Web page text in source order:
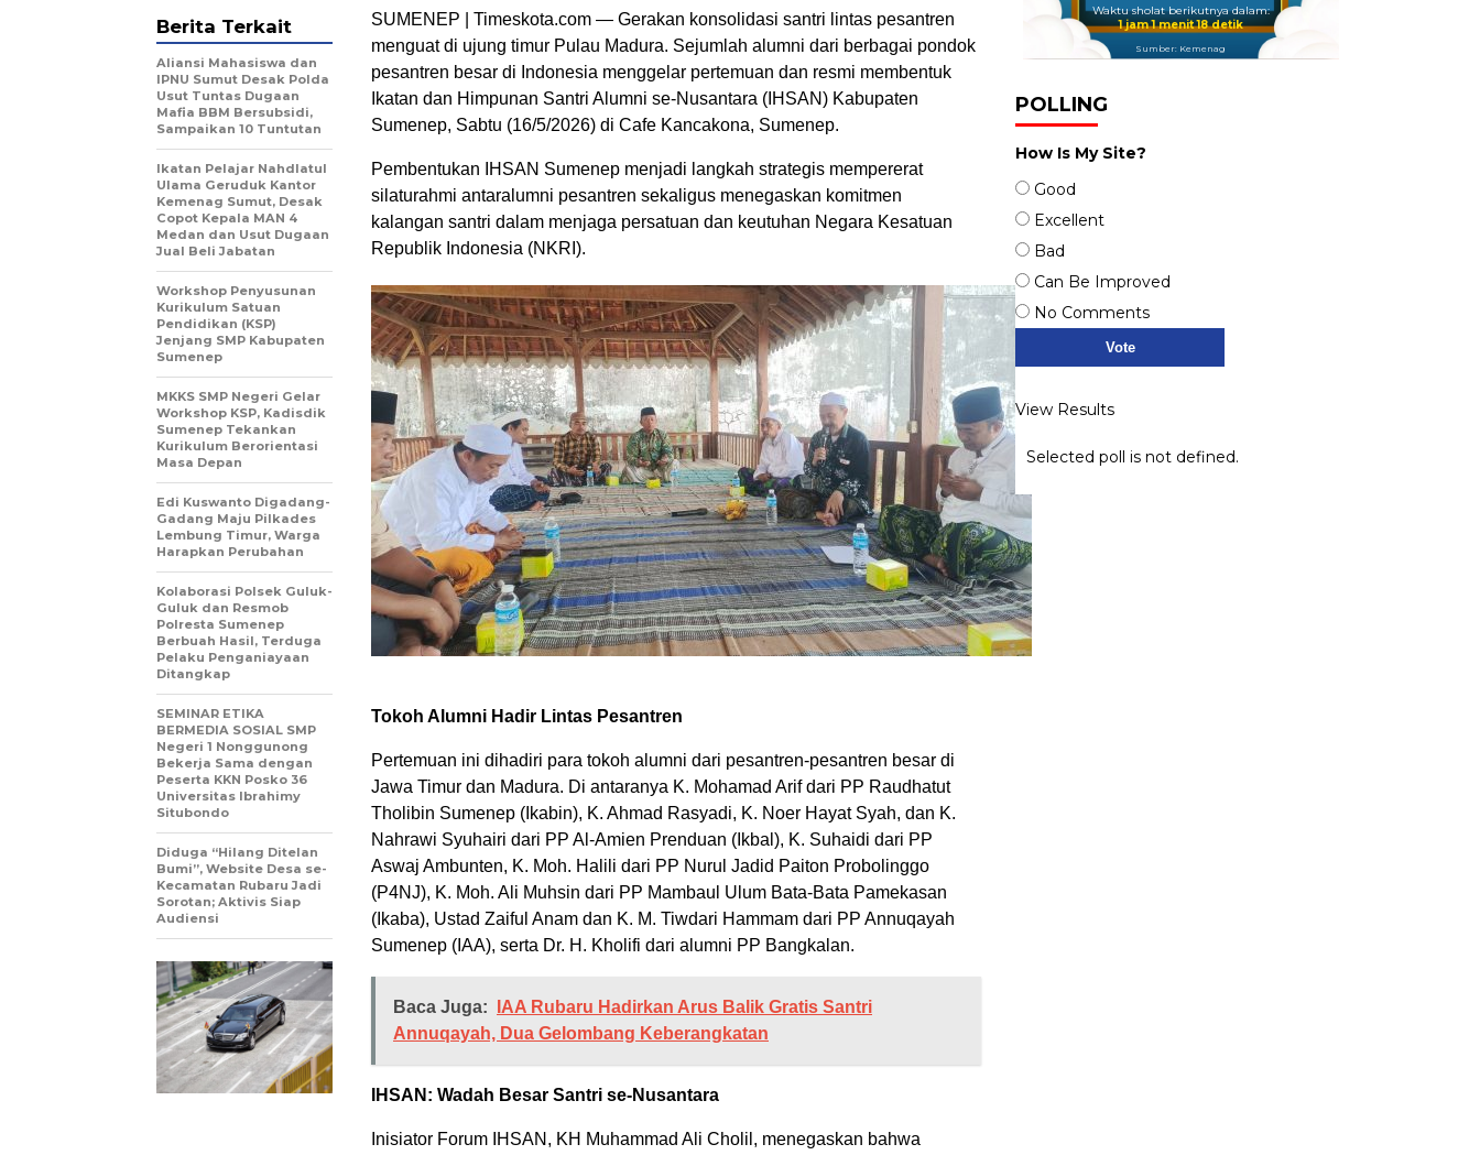
SUMENEP | Timeskota.com — Gerakan konsolidasi santri lintas pesantren
menguat di ujung timur Pulau Madura. Sejumlah alumni dari berbagai pondok
pesantren besar di Indonesia menggelar pertemuan dan resmi membentuk
Ikatan dan Himpunan Santri Alumni se-Nusantara (IHSAN) Kabupaten
Sumenep, Sabtu (16/5/2026) di Cafe Kancakona, Sumenep.
Pembentukan IHSAN Sumenep menjadi langkah strategis mempererat
silaturahmi antaralumni pesantren sekaligus menegaskan komitmen
kalangan santri dalam menjaga persatuan dan keutuhan Negara Kesatuan
Republik Indonesia (NKRI).
Tokoh Alumni Hadir Lintas Pesantren
Pertemuan ini dihadiri para tokoh alumni dari pesantren-pesantren besar di
Jawa Timur dan Madura. Di antaranya K. Mohamad Arif dari PP Raudhatut
Tholibin Sumenep (Ikabin), K. Ahmad Rasyadi, K. Noer Hayat Syah, dan K.
Nahrawi Syuhairi dari PP Al-Amien Prenduan (Ikbal), K. Suhaidi dari PP
Aswaj Ambunten, K. Moh. Halili dari PP Nurul Jadid Paiton Probolinggo
(P4NJ), K. Moh. Ali Muhsin dari PP Mambaul Ulum Bata-Bata Pamekasan
(Ikaba), Ustad Zaiful Anam dan K. M. Tiwdari Hammam dari PP Annuqayah
Sumenep (IAA), serta Dr. H. Kholifi dari alumni PP Bangkalan.
Baca Juga:
IAA Rubaru Hadirkan Arus Balik Gratis Santri
Annuqayah, Dua Gelombang Keberangkatan
IHSAN: Wadah Besar Santri se-Nusantara
Inisiator Forum IHSAN, KH Muhammad Ali Cholil, menegaskan bahwa
Berita Terkait
Aliansi Mahasiswa dan
IPNU Sumut Desak Polda
Usut Tuntas Dugaan
Mafia BBM Bersubsidi,
Sampaikan 10 Tuntutan
Ikatan Pelajar Nahdlatul
Ulama Geruduk Kantor
Kemenag Sumut, Desak
Copot Kepala MAN 4
Medan dan Usut Dugaan
Jual Beli Jabatan
Workshop Penyusunan
Kurikulum Satuan
Pendidikan (KSP)
Jenjang SMP Kabupaten
Sumenep
MKKS SMP Negeri Gelar
Workshop KSP, Kadisdik
Sumenep Tekankan
Kurikulum Berorientasi
Masa Depan
Edi Kuswanto Digadang-
Gadang Maju Pilkades
Lembung Timur, Warga
Harapkan Perubahan
Kolaborasi Polsek Guluk-
Guluk dan Resmob
Polresta Sumenep
Berbuah Hasil, Terduga
Pelaku Penganiayaan
Ditangkap
SEMINAR ETIKA
BERMEDIA SOSIAL SMP
Negeri 1 Nonggunong
Bekerja Sama dengan
Peserta KKN Posko 36
Universitas Ibrahimy
Situbondo
Diduga “Hilang Ditelan
Bumi”, Website Desa se-
Kecamatan Rubaru Jadi
Sorotan; Aktivis Siap
Audiensi
Waktu sholat berikutnya dalam:
1 jam 1 menit 16 detik
Sumber: Kemenag
POLLING
How Is My Site?
Good
Excellent
Bad
Can Be Improved
No Comments
View Results
Selected poll is not defined.